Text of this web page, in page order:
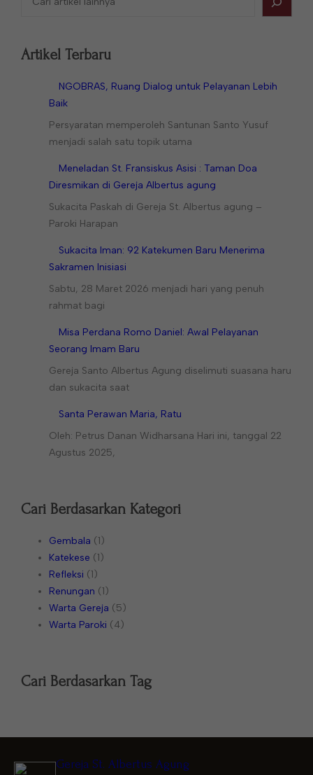
Artikel Terbaru
NGOBRAS, Ruang Dialog untuk Pelayanan Lebih
Baik
Persyaratan memperoleh Santunan Santo Yusuf
menjadi salah satu topik utama
Meneladan St. Fransiskus Asisi : Taman Doa
Diresmikan di Gereja Albertus agung
Sukacita Paskah di Gereja St. Albertus agung –
Paroki Harapan
Sukacita Iman: 92 Katekumen Baru Menerima
Sakramen Inisiasi
Sabtu, 28 Maret 2026 menjadi hari yang penuh
rahmat bagi
Misa Perdana Romo Daniel: Awal Pelayanan
Seorang Imam Baru
Gereja Santo Albertus Agung diselimuti suasana haru
dan sukacita saat
Santa Perawan Maria, Ratu
Oleh: Petrus Danan Widharsana Hari ini, tanggal 22
Agustus 2025,
Cari Berdasarkan Kategori
Gembala (1)
Katekese (1)
Refleksi (1)
Renungan (1)
Warta Gereja (5)
Warta Paroki (4)
Cari Berdasarkan Tag
Gereja St. Albertus Agung